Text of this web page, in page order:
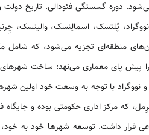
دوره گسستگی فئودالی. تاریخ
پُلتسک، اسمالِنسک، والینسک،
منطقه‌ای تجزیه می‌شود، که
پیش پای معماری می‌نهد: ساخت شهرهای
با توجه به وسعت خود اولین
که مرکز اداری حکومتی بوده و
قرار داشت. توسعه شهرها خود به